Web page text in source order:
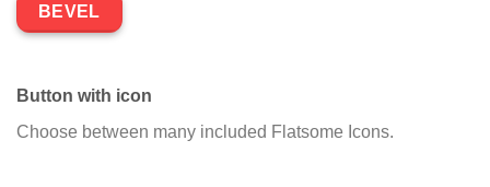
BEVEL
Button with icon
Choose between many included Flatsome Icons.